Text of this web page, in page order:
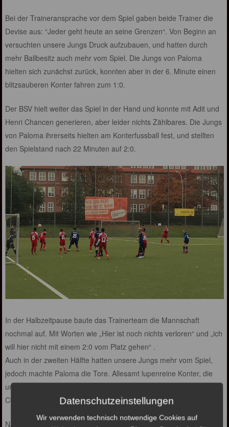
Bei der Traineransprache vor dem Spiel gaben beide Trainer die
Devise aus: “Jeder geht heute an seine Grenzen“. Von Beginn an
versuchten unsere Jungs Druck aufzubauen, und hatten durch
mehr Ballbesitz auch mehr vom Spiel. Die Jungs von Paloma
hielten sich zunächst zurück, konnten aber in der 6. Minute einen
blitzsauberen Konter fahren zum 1:0.
Der BSV hielt weiter das Spiel in der Hand und konnte mit Adit und
Henri Chancen generieren, aber leider nichts Zählbares. Die Jungs
von Paloma ihrerseits hielten am Konterfussball fest, und stellten
den Spielstand nach 22 Minuten auf 2:0.
In der Halbzeitpause baute das Trainerteam die Mannschaft
nochmal auf. Mit Worten wie „Hier ist noch nichts verloren“ und „ich
will hier nicht mit einem 2:0 vom Platz gehen“ .
Auch in der zweiten Hälfte hatten unsere Jungs mehr vom Spiel,
jedoch machte Paloma die Tore. Allesamt lupenreine Konter, die
unsere Abwehr immer wieder blank stellte und Mads im Tor keine
Chance ließen.
Nach 46 Minuten stand es schon 5:0. Die Moral unserer Jungs
Datenschutzeinstellungen
Wir verwenden technisch notwendige Cookies auf